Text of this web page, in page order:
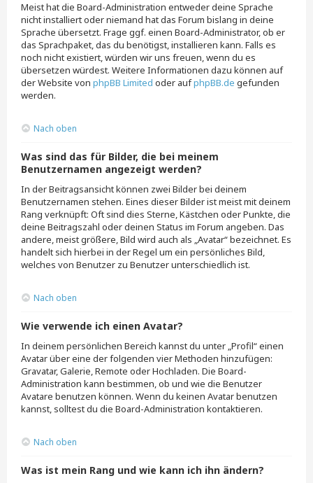
Meist hat die Board-Administration entweder deine Sprache
nicht installiert oder niemand hat das Forum bislang in deine
Sprache übersetzt. Frage ggf. einen Board-Administrator, ob er
das Sprachpaket, das du benötigst, installieren kann. Falls es
noch nicht existiert, würden wir uns freuen, wenn du es
übersetzen würdest. Weitere Informationen dazu können auf
der Website von phpBB Limited oder aufphpBB.de gefunden
werden.
Nach oben
Was sind das für Bilder, die bei meinem
Benutzernamen angezeigt werden?
In der Beitragsansicht können zwei Bilder bei deinem
Benutzernamen stehen. Eines dieser Bilder ist meist mit deinem
Rang verknüpft: Oft sind dies Sterne, Kästchen oder Punkte, die
deine Beitragszahl oder deinen Status im Forum angeben. Das
andere, meist größere, Bild wird auch als „Avatar“ bezeichnet. Es
handelt sich hierbei in der Regel um ein persönliches Bild,
welches von Benutzer zu Benutzer unterschiedlich ist.
Nach oben
Wie verwende ich einen Avatar?
In deinem persönlichen Bereich kannst du unter „Profil“ einen
Avatar über eine der folgenden vier Methoden hinzufügen:
Gravatar, Galerie, Remote oder Hochladen. Die Board-
Administration kann bestimmen, ob und wie die Benutzer
Avatare benutzen können. Wenn du keinen Avatar benutzen
kannst, solltest du die Board-Administration kontaktieren.
Nach oben
Was ist mein Rang und wie kann ich ihn ändern?